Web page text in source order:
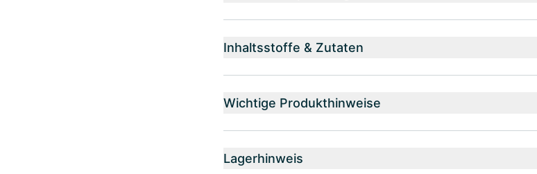
Inhaltsstoffe & Zutaten
Wichtige Produkthinweise
Lagerhinweis